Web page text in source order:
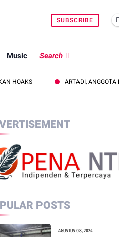
SUBSCRIBE
Music Search
ARTADI, ANGGOTA KOMISI II
POSTS
AGUSTUS 08, 2024